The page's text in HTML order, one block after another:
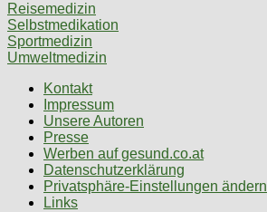
Reisemedizin
Selbstmedikation
Sportmedizin
Umweltmedizin
Kontakt
Impressum
Unsere Autoren
Presse
Werben auf gesund.co.at
Datenschutzerklärung
Privatsphäre-Einstellungen ändern
Links